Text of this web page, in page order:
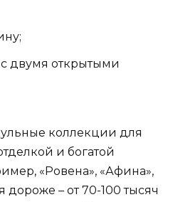
двумя открытыми
коллекции для
и богатой
«Ровена», «Афина»,
дороже – от 70-100 тысяч